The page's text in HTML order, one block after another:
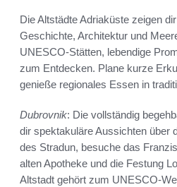
Die Altstädte Adriaküste zeigen
Geschichte, Architektur und
UNESCO-Stätten, lebendige
zum Entdecken. Plane kurze
genieße regionales Essen in
Dubrovnik: Die vollständig
dir spektakuläre Aussichten über
des Stradun, besuche das
alten Apotheke und die Festung
Altstadt gehört zum UNESCO-